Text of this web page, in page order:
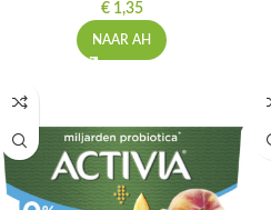
€1,35
NAAR AH